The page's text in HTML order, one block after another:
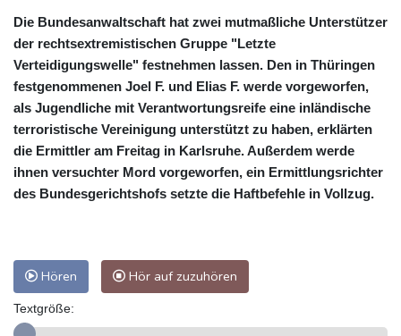
Die Bundesanwaltschaft hat zwei mutmaßliche Unterstützer
der rechtsextremistischen Gruppe "Letzte
Verteidigungswelle" festnehmen lassen. Den in Thüringen
festgenommenen Joel F. und Elias F. werde vorgeworfen,
als Jugendliche mit Verantwortungsreife eine inländische
terroristische Vereinigung unterstützt zu haben, erklärten
die Ermittler am Freitag in Karlsruhe. Außerdem werde
ihnen versuchter Mord vorgeworfen, ein Ermittlungsrichter
des Bundesgerichtshofs setzte die Haftbefehle in Vollzug.
Hören Hör auf zuzuhören
Textgröße: